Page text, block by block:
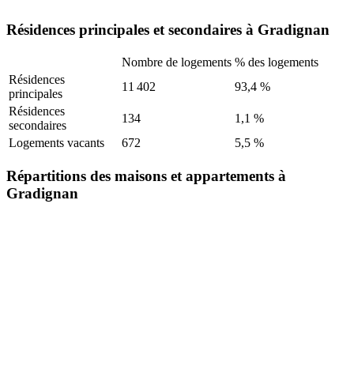
Résidences principales et secondaires à Gradignan
Nombre de logements % des logements
Résidences
principales
11 402
93,4 %
Résidences
secondaires
134
1,1 %
Logements vacants
672 5,5 %
Répartitions des maisons et appartements à
Gradignan